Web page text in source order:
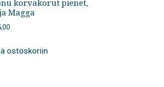
korvakorut pienet,
Magga
ostoskoriin